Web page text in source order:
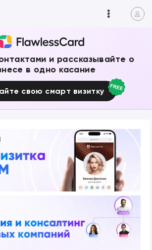
и рассказывайте о
в одно касание
свою смарт визитку